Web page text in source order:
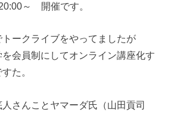
～ 開催です。
ークライブをやってましたが
会員制にしてオンライン講座化す
た。
さんことヤマーダ氏（山田貢司